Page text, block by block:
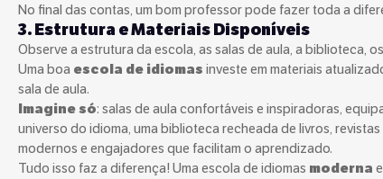
No final das contas, um bom professor pode fazer toda a
3. Estrutura e Materiais Disponíveis
Observe a estrutura da escola, as salas de aula, a biblioteca,
Uma boa escola de idiomas investe em materiais
sala de aula.
Imagine só: salas de aula confortáveis e inspiradoras,
universo do idioma, uma biblioteca recheada de livros,
modernos e engajadores que facilitam o aprendizado.
Tudo isso faz a diferença! Uma escola de idiomas moderna e